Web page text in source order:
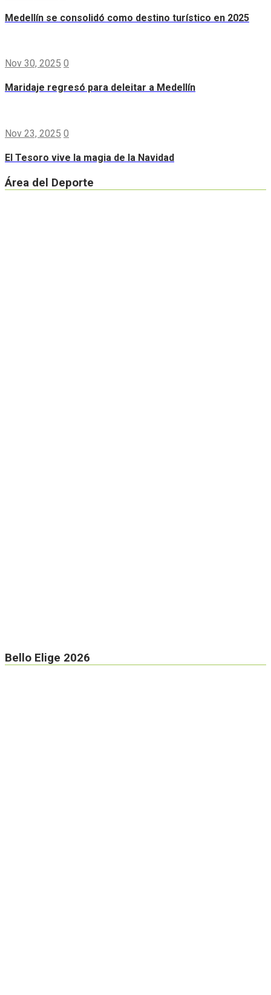
Medellín se consolidó como destino turístico en 2025
Nov 30, 2025 0
Maridaje regresó para deleitar a Medellín
Nov 23, 2025 0
El Tesoro vive la magia de la Navidad
Área del Deporte
Bello Elige 2026